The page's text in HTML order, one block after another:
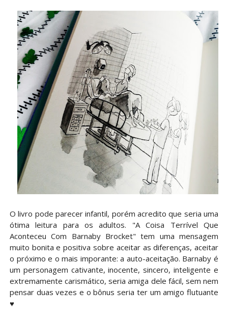
O livro pode parecer infantil, porém acredito que seria uma
ótima leitura para os adultos. "A Coisa Terrível Que
Aconteceu Com Barnaby Brocket" tem uma mensagem
muito bonita e positiva sobre aceitar as diferenças, aceitar
o próximo e o mais imporante: a auto-aceitação. Barnaby é
um personagem cativante, inocente, sincero, inteligente e
extremamente carismático, seria amiga dele fácil, sem nem
pensar duas vezes e o bônus seria ter um amigo flutuante
♥